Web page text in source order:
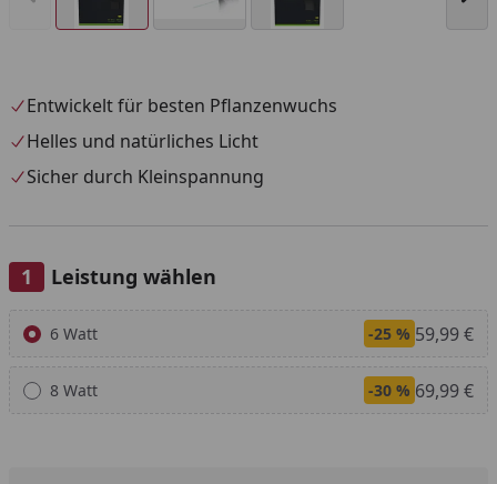
Entwickelt für besten Pflanzenwuchs
Helles und natürliches Licht
Sicher durch Kleinspannung
Leistung wählen
Alle anzeigen (2)
6 Watt -25 % 59,99 €
8 Watt -30 % 69,99 €